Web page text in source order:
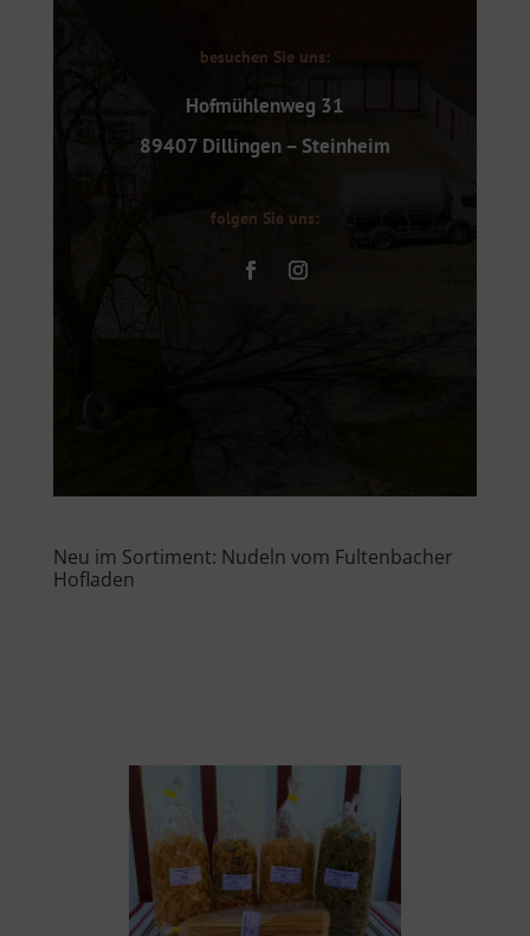
besuchen Sie uns:
Hofmühlenweg 31
89407 Dillingen – Steinheim
folgen Sie uns:
Neu im Sortiment: Nudeln vom Fultenbacher
Hofladen